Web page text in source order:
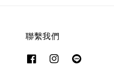
聯繫我們